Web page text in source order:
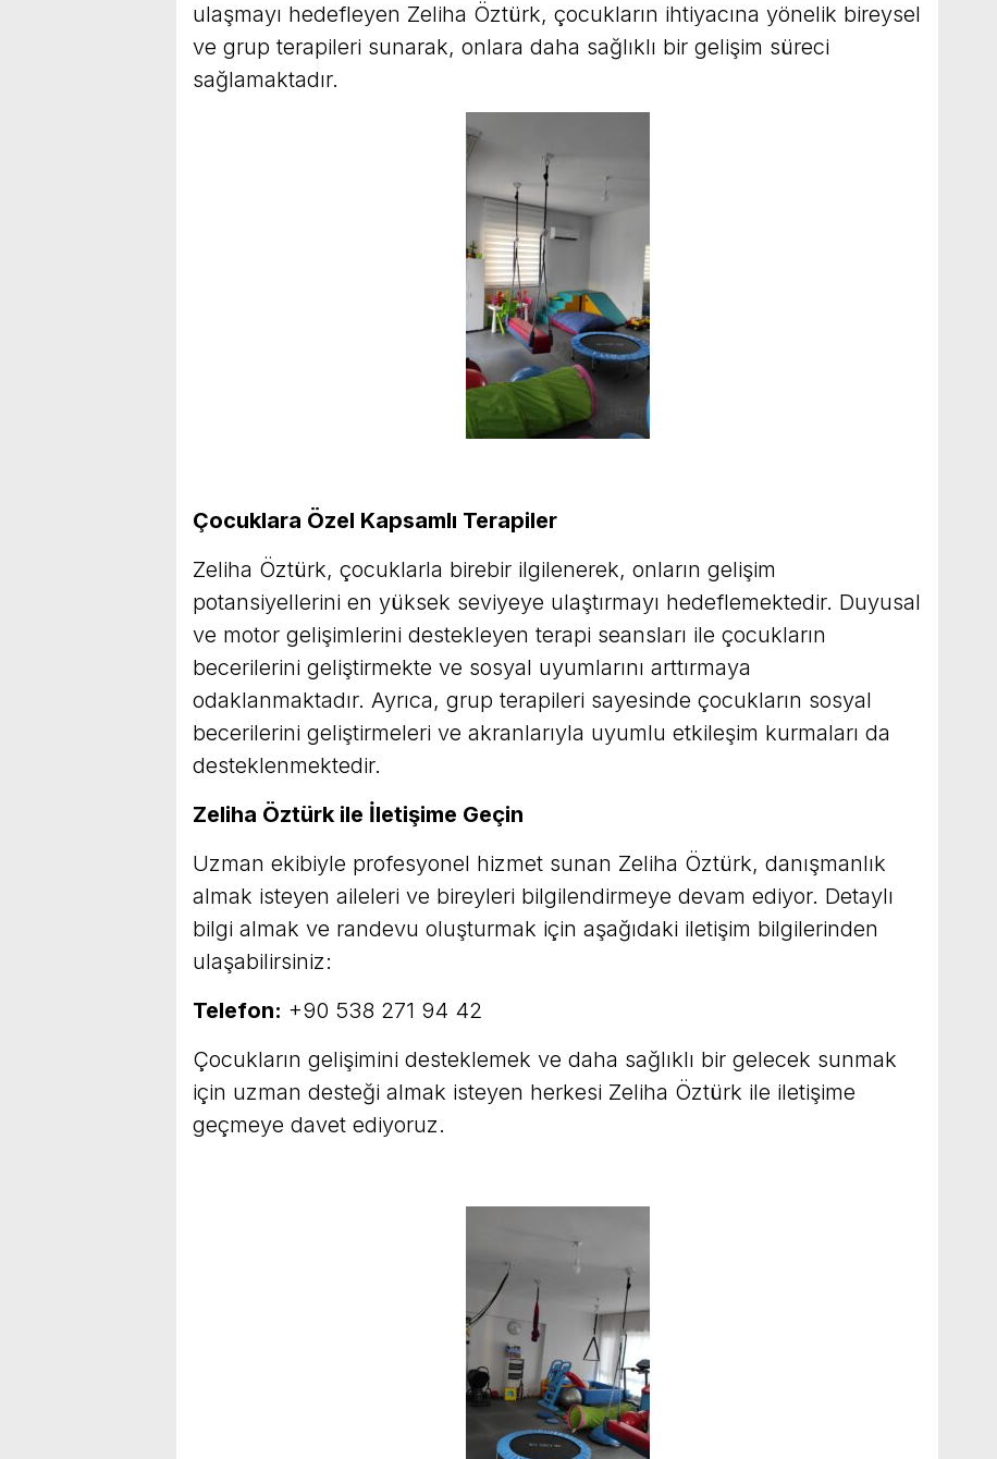
ulaşmayı hedefleyen Zeliha Öztürk, çocukların ihtiyacına yönelik bireysel
ve grup terapileri sunarak, onlara daha sağlıklı bir gelişim süreci
sağlamaktadır.
Çocuklara Özel Kapsamlı Terapiler
Zeliha Öztürk, çocuklarla birebir ilgilenerek, onların gelişim
potansiyellerini en yüksek seviyeye ulaştırmayı hedeflemektedir. Duyusal
ve motor gelişimlerini destekleyen terapi seansları ile çocukların
becerilerini geliştirmekte ve sosyal uyumlarını arttırmaya
odaklanmaktadır. Ayrıca, grup terapileri sayesinde çocukların sosyal
becerilerini geliştirmeleri ve akranlarıyla uyumlu etkileşim kurmaları da
desteklenmektedir.
Zeliha Öztürk ile İletişime Geçin
Uzman ekibiyle profesyonel hizmet sunan Zeliha Öztürk, danışmanlık
almak isteyen aileleri ve bireyleri bilgilendirmeye devam ediyor. Detaylı
bilgi almak ve randevu oluşturmak için aşağıdaki iletişim bilgilerinden
ulaşabilirsiniz:
Telefon: +90 538 271 94 42
Çocukların gelişimini desteklemek ve daha sağlıklı bir gelecek sunmak
için uzman desteği almak isteyen herkesi Zeliha Öztürk ile iletişime
geçmeye davet ediyoruz.